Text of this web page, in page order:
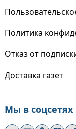
Политика
Отказ от
Доставка газет
Мы в соцсетях